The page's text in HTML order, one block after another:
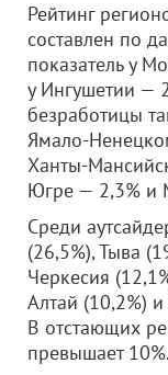
Рейтинг
составлен по
показатель у
у Ингушетии —
безработицы
Ямало-
Ханты-
Югре — 2,3% и
Среди
(26,5%), Тыва
Черкесия
Алтай (10,2%)
В отстающих
превышает 10%.